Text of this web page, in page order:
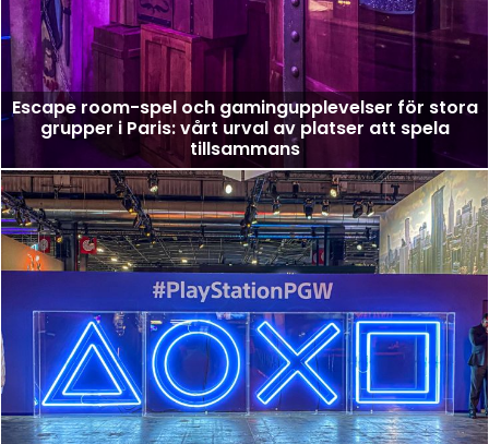
Escape room-spel och gamingupplevelser för stora
grupper i Paris: vårt urval av platser att spela
tillsammans